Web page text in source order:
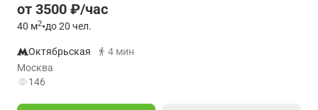
от 3500 ₽/час
40 м2•до 20 чел.
Октябрьская
4 мин
Москва
146